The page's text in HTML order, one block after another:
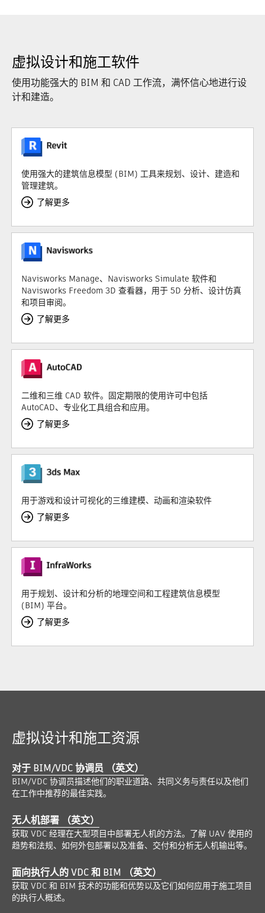
虚拟设计和施工软件
使用功能强大的 BIM 和 CAD 工作流，满怀信心地进行设
计和建造。
使用强大的建筑信息模型 (BIM) 工具来规划、设计、建造和
管理建筑。
了解更多
Navisworks Manage、Navisworks Simulate 软件和
Navisworks Freedom 3D 查看器，用于 5D 分析、设计仿真
和项目审阅。
了解更多
二维和三维 CAD 软件。固定期限的使用许可中包括
AutoCAD、专业化工具组合和应用。
了解更多
用于游戏和设计可视化的三维建模、动画和渲染软件
了解更多
用于规划、设计和分析的地理空间和工程建筑信息模型
(BIM) 平台。
了解更多
虚拟设计和施工资源
对于 BIM/VDC 协调员 （英文）
BIM/VDC 协调员描述他们的职业道路、共同义务与责任以及他们
在工作中推荐的最佳实践。
无人机部署 （英文）
获取 VDC 经理在大型项目中部署无人机的方法。了解 UAV 使用的
趋势和法规、如何外包部署以及准备、交付和分析无人机输出等。
面向执行人的 VDC 和 BIM （英文）
获取 VDC 和 BIM 技术的功能和优势以及它们如何应用于施工项目
的执行人概述。